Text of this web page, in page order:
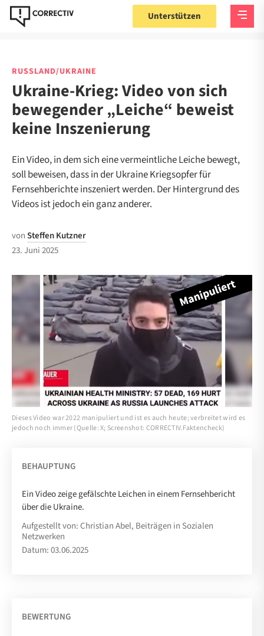
Unterstützen
RUSSLAND/UKRAINE
Ukraine-Krieg: Video von sich
bewegender „Leiche“ beweist
keine Inszenierung
Ein Video, in dem sich eine vermeintliche Leiche bewegt,
soll beweisen, dass in der Ukraine Kriegsopfer für
Fernsehberichte inszeniert werden. Der Hintergrund des
Videos ist jedoch ein ganz anderer.
vonSteffen Kutzner
23. Juni 2025
Dieses Video war 2022 manipuliert und ist es auch heute; verbreitet wird es
jedoch noch immer (Quelle: X; Screenshot: CORRECTIV.Faktencheck)
BEHAUPTUNG
Ein Video zeige gefälschte Leichen in einem Fernsehbericht
über die Ukraine.
Aufgestellt von: Christian Abel, Beiträgen in Sozialen
Netzwerken
Datum: 03.06.2025
BEWERTUNG